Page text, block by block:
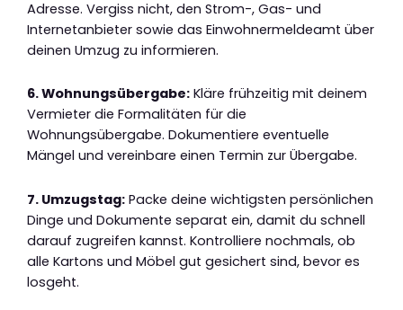
Adresse. Vergiss nicht, den Strom-, Gas- und
Internetanbieter sowie das Einwohnermeldeamt über
deinen Umzug zu informieren.
6. Wohnungsübergabe: Kläre frühzeitig mit deinem
Vermieter die Formalitäten für die
Wohnungsübergabe. Dokumentiere eventuelle
Mängel und vereinbare einen Termin zur Übergabe.
7. Umzugstag: Packe deine wichtigsten persönlichen
Dinge und Dokumente separat ein, damit du schnell
darauf zugreifen kannst. Kontrolliere nochmals, ob
alle Kartons und Möbel gut gesichert sind, bevor es
losgeht.